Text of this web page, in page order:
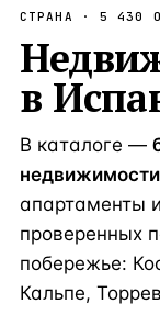
ПОПУЛЯРНЫЕ
Турция
Россия
Кипр —Страна
Таиланд —
Греция —
Сочи — Локация
СТРАНА · 5 430
в
В каталоге —
апартаменты
проверенных
побережье:
Кальпе,